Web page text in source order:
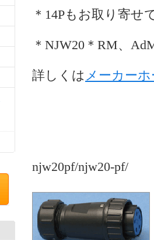
＊14Pもお取り寄
＊NJW20＊RM、
詳しくは メーカー
njw20pf/njw20-pf/